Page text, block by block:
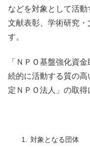
などを対象として活
文献表彰、学術研究・
す。
「ＮＰＯ基盤強化資
続的に活動する質の
定ＮＰＯ法人」の取得
対象となる団体